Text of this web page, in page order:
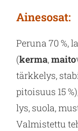
Ai­nes­osat:
Pe­ru­na 70 %,
(kerma,maito
tärk­ke­lys,
pi­toi­suus 15
lys, suola,
Val­mis­tet­tu